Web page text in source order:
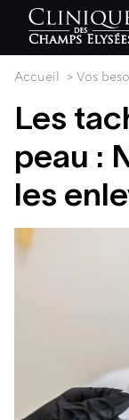
Accueil Vos
Les
peau :
les